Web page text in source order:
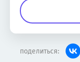
поделиться: